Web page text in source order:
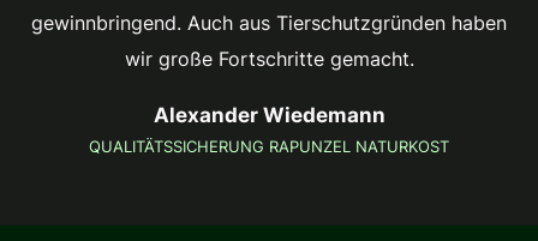
gewinnbringend. Auch aus Tierschutzgründen haben
wir große Fortschritte gemacht.
Alexander Wiedemann
QUALITÄTSSICHERUNG RAPUNZEL NATURKOST